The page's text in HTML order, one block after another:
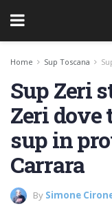
Home Sup Toscana
Sup Zeri
Zeri dove
sup in
Carrara
By Simone